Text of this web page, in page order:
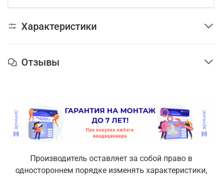
Характеристики
Отзывы
Производитель оставляет за собой право в
одностороннем порядке изменять характеристики,